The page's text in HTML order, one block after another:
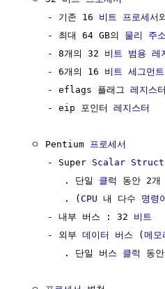
     - 기존 16
비트 프로세서
     - 최대 64 GB의
물리 주소
     - 8개의 32
비트
범용 레
     - 6개의 16
비트 세그먼트
     - eflags 플래그
레지스터
     - eip 포인터
레지스터
  ㅇ Pentium
프로세서
     - Super
Scalar
        . 단일
클럭 동안 2개
        . (
CPU 내 다수 명령
     - 내부 버스 : 32
비트
     - 외부
데이터 버스 (메모
        . 단일 버스
클럭 동